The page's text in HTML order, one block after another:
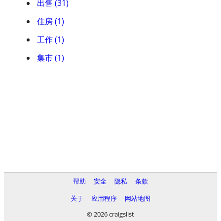
出售 (31)
住房 (1)
工作 (1)
集市 (1)
帮助 安全 隐私
条款
关于
应用程序
网站地图
© 2026 craigslist